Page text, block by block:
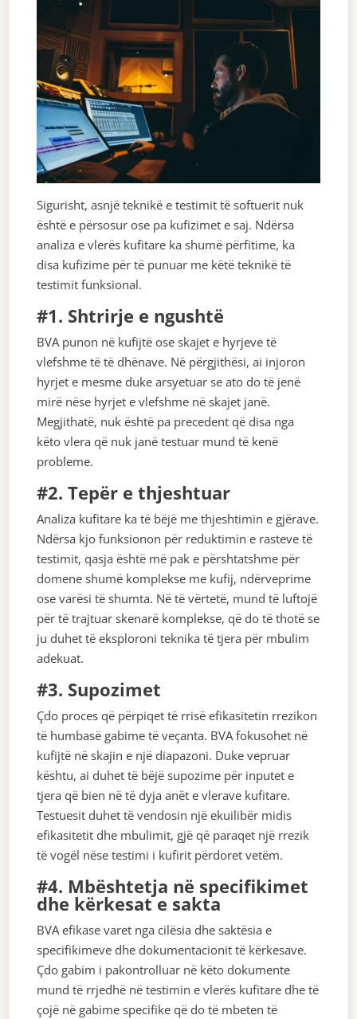
Sigurisht, asnjë teknikë e testimit të softuerit nuk
është e përsosur ose pa kufizimet e saj. Ndërsa
analiza e vlerës kufitare ka shumë përfitime, ka
disa kufizime për të punuar me këtë teknikë të
testimit funksional.
#1. Shtrirje e ngushtë
BVA punon në kufijtë ose skajet e hyrjeve të
vlefshme të të dhënave. Në përgjithësi, ai injoron
hyrjet e mesme duke arsyetuar se ato do të jenë
mirë nëse hyrjet e vlefshme në skajet janë.
Megjithatë, nuk është pa precedent që disa nga
këto vlera që nuk janë testuar mund të kenë
probleme.
#2. Tepër e thjeshtuar
Analiza kufitare ka të bëjë me thjeshtimin e gjërave.
Ndërsa kjo funksionon për reduktimin e rasteve të
testimit, qasja është më pak e përshtatshme për
domene shumë komplekse me kufij, ndërveprime
ose varësi të shumta. Në të vërtetë, mund të luftojë
për të trajtuar skenarë komplekse, që do të thotë se
ju duhet të eksploroni teknika të tjera për mbulim
adekuat.
#3. Supozimet
Çdo proces që përpiqet të rrisë efikasitetin rrezikon
të humbasë gabime të veçanta. BVA fokusohet në
kufijtë në skajin e një diapazoni. Duke vepruar
kështu, ai duhet të bëjë supozime për inputet e
tjera që bien në të dyja anët e vlerave kufitare.
Testuesit duhet të vendosin një ekuilibër midis
efikasitetit dhe mbulimit, gjë që paraqet një rrezik
të vogël nëse testimi i kufirit përdoret vetëm.
#4. Mbështetja në specifikimet
dhe kërkesat e sakta
BVA efikase varet nga cilësia dhe saktësia e
specifikimeve dhe dokumentacionit të kërkesave.
Çdo gabim i pakontrolluar në këto dokumente
mund të rrjedhë në testimin e vlerës kufitare dhe të
çojë në gabime specifike që do të mbeten të